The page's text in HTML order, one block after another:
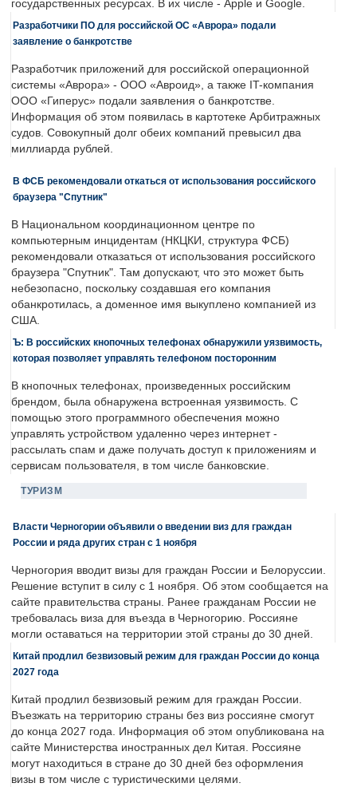
государственных ресурсах. В их числе - Apple и Google.
Разработчики ПО для российской ОС «Аврора» подали
заявление о банкротстве
Разработчик приложений для российской операционной
системы «Аврора» - ООО «Авроид», а также IT-компания
ООО «Гиперус» подали заявления о банкротстве.
Информация об этом появилась в картотеке Арбитражных
судов. Совокупный долг обеих компаний превысил два
миллиарда рублей.
В ФСБ рекомендовали откаться от использования российского
браузера "Спутник"
В Национальном координационном центре по
компьютерным инцидентам (НКЦКИ, структура ФСБ)
рекомендовали отказаться от использования российского
браузера "Спутник". Там допускают, что это может быть
небезопасно, поскольку создавшая его компания
обанкротилась, а доменное имя выкуплено компанией из
США.
Ъ: В российских кнопочных телефонах обнаружили уязвимость,
которая позволяет управлять телефоном посторонним
В кнопочных телефонах, произведенных российским
брендом, была обнаружена встроенная уязвимость. С
помощью этого программного обеспечения можно
управлять устройством удаленно через интернет -
рассылать спам и даже получать доступ к приложениям и
сервисам пользователя, в том числе банковские.
ТУРИЗМ
Власти Черногории объявили о введении виз для граждан
России и ряда других стран с 1 ноября
Черногория вводит визы для граждан России и Белоруссии.
Решение вступит в силу с 1 ноября. Об этом сообщается на
сайте правительства страны. Ранее гражданам России не
требовалась виза для въезда в Черногорию. Россияне
могли оставаться на территории этой страны до 30 дней.
Китай продлил безвизовый режим для граждан России до конца
2027 года
Китай продлил безвизовый режим для граждан России.
Въезжать на территорию страны без виз россияне смогут
до конца 2027 года. Информация об этом опубликована на
сайте Министерства иностранных дел Китая. Россияне
могут находиться в стране до 30 дней без оформления
визы в том числе с туристическими целями.